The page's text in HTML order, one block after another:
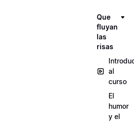
Que
fluyan
las
risas
al
curso
El
humor
y el